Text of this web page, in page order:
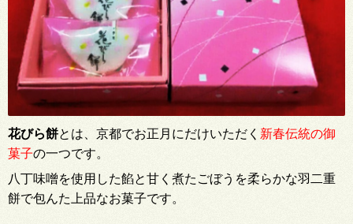
花びら餅とは、京都でお正月にだけいただく 新春伝統の御
菓子の一つです。
八丁味噌を使用した餡と甘く煮たごぼうを柔らかな羽二重
餅で包んた上品なお菓子です。